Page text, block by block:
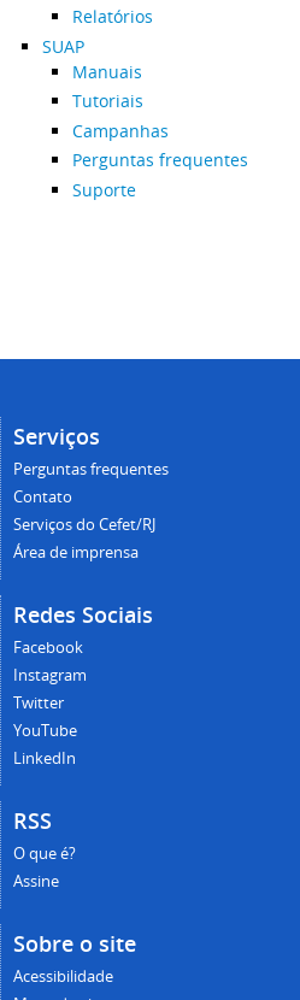
Relatórios
SUAP
Manuais
Tutoriais
Campanhas
Perguntas frequentes
Suporte
Serviços
Perguntas frequentes
Contato
Serviços do Cefet/RJ
Área de imprensa
Redes Sociais
Facebook
Instagram
Twitter
YouTube
LinkedIn
RSS
O que é?
Assine
Sobre o site
Acessibilidade